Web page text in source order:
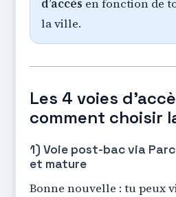
d’accès en fonction de
la ville.
Les 4 voies
comment choisir
1) Voie post-bac via
et mature
Bonne nouvelle : tu peux